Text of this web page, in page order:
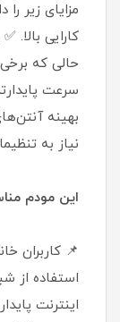
مزایای زیر
کارایی بالا.
حالی که
سرعت
بهینه
نیاز به
این مودم
📌 کاربران
استفاده از
اینترنت